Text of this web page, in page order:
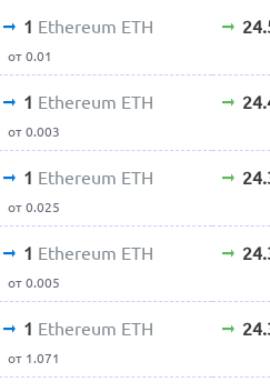
1 Ethereum ETH
от 0.01
1 Ethereum ETH
от 0.003
1 Ethereum ETH
от 0.025
1 Ethereum ETH
от 0.005
1 Ethereum ETH
от 1.071